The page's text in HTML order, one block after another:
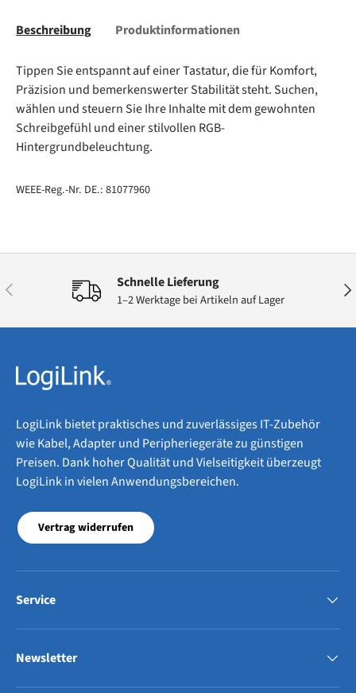
Beschreibung Produktinformationen
Tippen Sie entspannt auf einer Tastatur, die für Komfort,
Präzision und bemerkenswerter Stabilität steht. Suchen,
wählen und steuern Sie Ihre Inhalte mit dem gewohnten
Schreibgefühl und einer stilvollen RGB-
Hintergrundbeleuchtung.
WEEE-Reg.-Nr. DE.: 81077960
Vorherige Schnelle Lieferung
1–2 Werktage bei Artikeln auf Lager
LogiLink bietet praktisches und zuverlässiges IT-Zubehör
wie Kabel, Adapter und Peripheriegeräte zu günstigen
Preisen. Dank hoher Qualität und Vielseitigkeit überzeugt
LogiLink in vielen Anwendungsbereichen.
Vertrag widerrufen
Service
Newsletter